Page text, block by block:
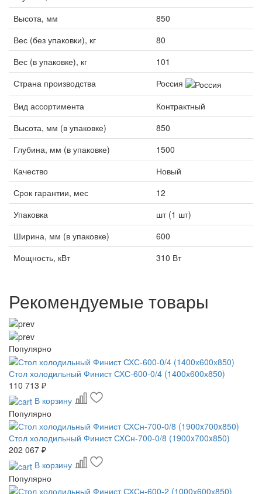
Высота, мм
850
Вес (без упаковки), кг
80
Вес (в упаковке), кг
101
Страна производства
Россия
Вид ассортимента
Контрактный
Высота, мм (в упаковке)
850
Глубина, мм (в упаковке)
1500
Качество
Новый
Срок гарантии, мес
12
Упаковка
шт (1 шт)
Ширина, мм (в упаковке)
600
Мощность, кВт
310 Вт
Рекомендуемые товары
Популярно
Стол холодильный Финист СХС-600-0/4 (1400х600х850)
110 713 ₽
В корзину
Популярно
Стол холодильный Финист СХСн-700-0/8 (1900x700x850)
202 067 ₽
В корзину
Популярно